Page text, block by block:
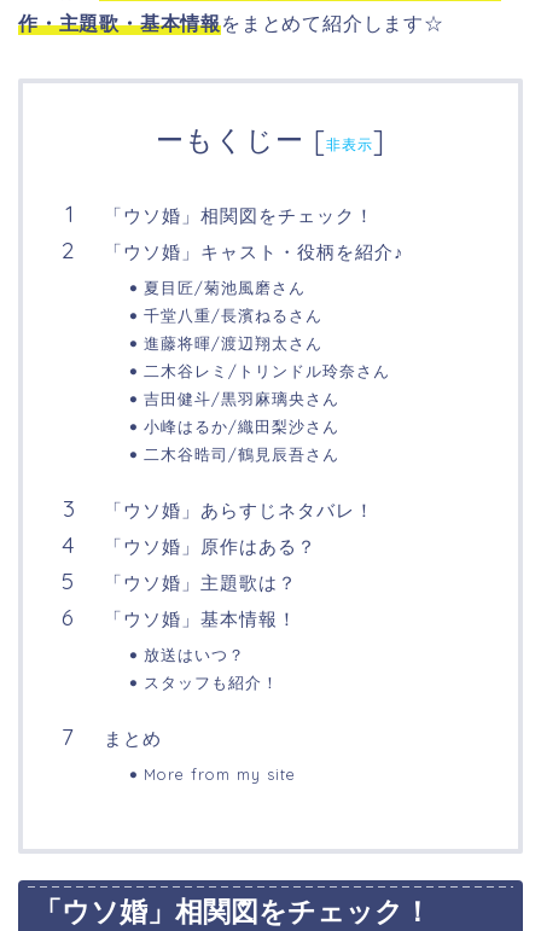
作・主題歌・基本情報をまとめて紹介します☆
ーもくじー [非表示]
「ウソ婚」相関図をチェック！
「ウソ婚」キャスト・役柄を紹介♪
夏目匠/菊池風磨さん
千堂八重/長濱ねるさん
進藤将暉/渡辺翔太さん
二木谷レミ/トリンドル玲奈さん
吉田健斗/黒羽麻璃央さん
小峰はるか/織田梨沙さん
二木谷晧司/鶴見辰吾さん
「ウソ婚」あらすじネタバレ！
「ウソ婚」原作はある？
「ウソ婚」主題歌は？
「ウソ婚」基本情報！
放送はいつ？
スタッフも紹介！
まとめ
More from my site
「ウソ婚」相関図をチェック！